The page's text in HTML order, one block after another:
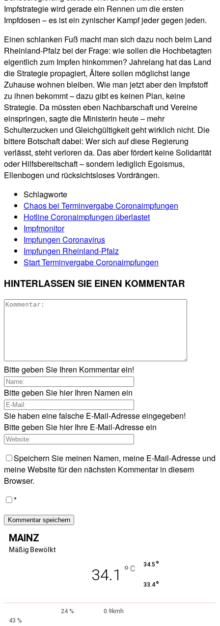
Impfstrategie wird gerade ein Rennen um die ersten
Impfdosen – es ist ein zynischer Kampf jeder gegen jeden.
Einen schlanken Fuß macht man sich dazu noch beim Land
Rheinland-Pfalz bei der Frage: wie sollen die Hochbetagten
eigentlich zum Impfen hinkommen? Jahrelang hat das Land
die Strategie propagiert, Ältere sollen möglichst lange
Zuhause wohnen bleiben. Wie man jetzt aber den Impfstoff
zu ihnen bekommt – dazu gibt es keinen Plan, keine
Strategie. Da müssten eben Nachbarschaft und Vereine
einspringen, sagte die Ministerin heute – mehr
Schulterzucken und Gleichgültigkeit geht wirklich nicht. Die
bittere Botschaft dabei: Wer sich auf diese Regierung
verlässt, steht verloren da. Das aber fördert keine Solidarität
oder Hilfsbereitschaft – sondern lediglich Egoismus,
Ellenbogen und rücksichtsloses Vordrängen.
Schlagworte
Chaos bei Terminvergabe Coronaimpfungen
Hotline Coronaimpfungen überlastet
Impfmonitor
Impfungen Coronavirus
Impfungen Rheinland-Pfalz
Start Terminvergabe Coronaimpfungen
HINTERLASSEN SIE EINEN KOMMENTAR
Bitte geben Sie Ihren Kommentar ein!
Bitte geben Sie hier Ihren Namen ein
Sie haben eine falsche E-Mail-Adresse eingegeben!
Bitte geben Sie hier Ihre E-Mail-Adresse ein
Speichern Sie meinen Namen, meine E-Mail-Adresse und
meine Website für den nächsten Kommentar in diesem
Browser.
*
MAINZ
Mäßig Bewölkt
34.1 ° C 34.5 °
33.4°
24 %
0.9kmh
43 %